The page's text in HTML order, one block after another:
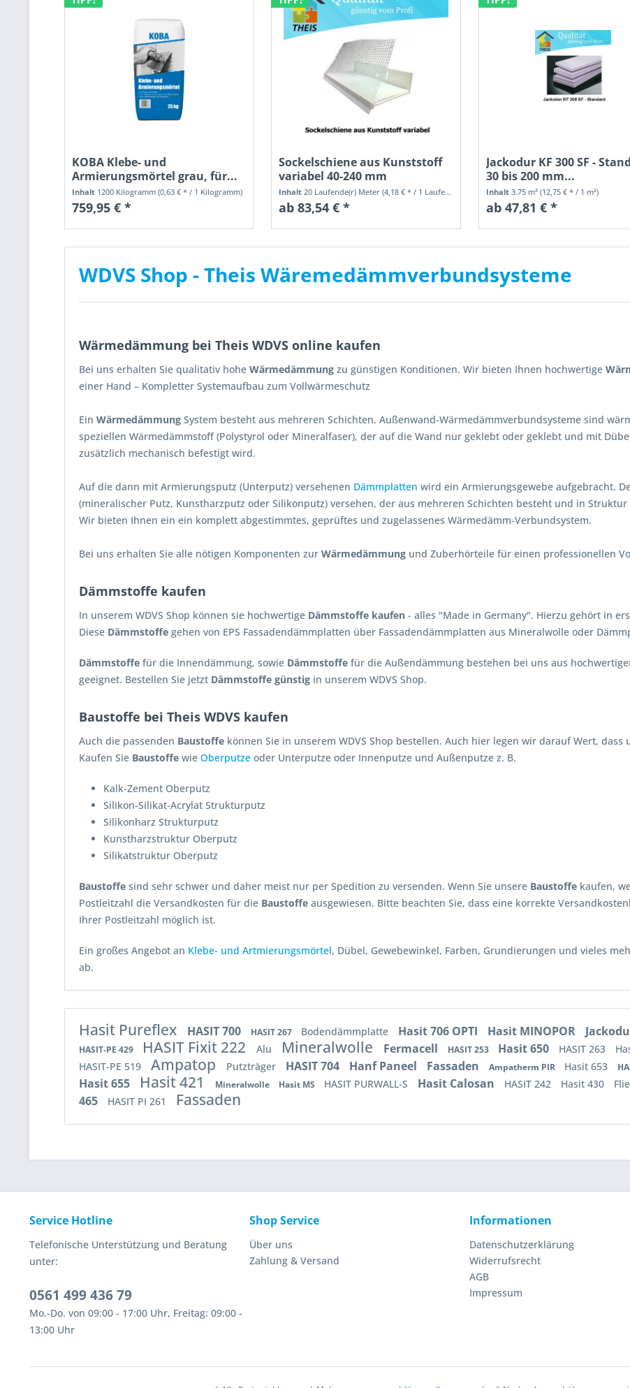
KOBA Klebe- und
Armierungsmörtel grau, für...
Inhalt 1200 Kilogramm (0,63 € * / 1 Kilogramm)
759,95 € *
Sockelschiene aus Kunststoff
variabel 40-240 mm
Inhalt20 Laufende(r) Meter(4,18 € * / 1 Laufende(r) Meter)
ab 83,54 € *
Jackodur KF 300 SF -
30 bis 200 mm...
Inhalt 3.75 m² (12,75 € * / 1 m²)
ab 47,81 € *
WDVS Shop - Theis Wäremedämmverbundsysteme
Wärmedämmung bei Theis WDVS online kaufen
Bei uns erhalten Sie qualitativ hohe Wärmedämmung zu günstigen Konditionen. Wir bieten Ihnen hochwertige
einer Hand – Kompletter Systemaufbau zum Vollwärmeschutz
Ein Wärmedämmung System besteht aus mehreren Schichten. Außenwand-Wärmedämmverbundsysteme sind
speziellen Wärmedämmstoff (Polystyrol oder Mineralfaser), der auf die Wand nur geklebt oder geklebt und mit
zusätzlich mechanisch befestigt wird.
Auf die dann mit Armierungsputz (Unterputz) versehenen Dämmplatten wird ein Armierungsgewebe aufgebracht.
(mineralischer Putz, Kunstharzputz oder Silikonputz) versehen, der aus mehreren Schichten besteht und in
Wir bieten Ihnen ein ein komplett abgestimmtes, geprüftes und zugelassenes Wärmedämm-Verbundsystem.
Bei uns erhalten Sie alle nötigen Komponenten zur Wärmedämmung und Zuberhörteile für einen professionellen
Dämmstoffe kaufen
In unserem WDVS Shop können sie hochwertige Dämmstoffe kaufen - alles "Made in Germany". Hierzu gehört in
Diese Dämmstoffe gehen von EPS Fassadendämmplatten über Fassadendämmplatten aus Mineralwolle oder
Dämmstoffe für die Innendämmung, sowie Dämmstoffe für die Außendämmung bestehen bei uns aus
geeignet. Bestellen Sie jetzt Dämmstoffe günstig in unserem WDVS Shop.
Baustoffe bei Theis WDVS kaufen
Auch die passenden Baustoffe können Sie in unserem WDVS Shop bestellen. Auch hier legen wir darauf Wert, dass
Kaufen Sie Baustoffe wie Oberputze oder Unterputze oder Innenputze und Außenputze z. B.
Kalk-Zement Oberputz
Silikon-Silikat-Acrylat Strukturputz
Silikonharz Strukturputz
Kunstharzstruktur Oberputz
Silikatstruktur Oberputz
Baustoffe sind sehr schwer und daher meist nur per Spedition zu versenden. Wenn Sie unsere Baustoffe kaufen,
Postleitzahl die Versandkosten für die Baustoffe ausgewiesen. Bitte beachten Sie, dass eine korrekte
Ihrer Postleitzahl möglich ist.
Ein großes Angebot an Klebe- und Artmierungsmörtel, Dübel, Gewebewinkel, Farben, Grundierungen und vieles
ab.
Hasit Pureflex HASIT 700 HASIT 267 Bodendämmplatte Hasit 706 OPTI Hasit MINOPOR
HASIT-PE 429 HASIT Fixit 222 Alu Mineralwolle Fermacell HASIT 253 Hasit 650 HASIT 263
HASIT-PE 519 Ampatop Putzträger HASIT 704 Hanf Paneel Fassaden Ampatherm PIR Hasit 653
Hasit 655 Hasit 421 Mineralwolle Hasit MS HASIT PURWALL-S Hasit Calosan HASIT 242 Hasit 430
465
HASIT PI 261 Fassaden
Service Hotline
Telefonische Unterstützung und Beratung
unter:
0561 499 436 79
Mo.-Do. von 09:00 - 17:00 Uhr, Freitag: 09:00 -
13:00 Uhr
Shop Service
Über uns
Zahlung & Versand
Informationen
Datenschutzerklärung
Widerrufsrecht
AGB
Impressum